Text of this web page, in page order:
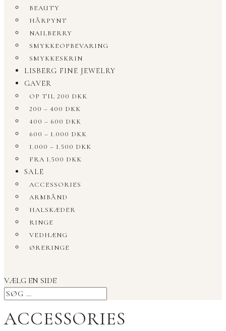
BEAUTY
HÅRPYNT
NAILBERRY
SMYKKEOPBEVARING
SMYKKESKRIN
LISBERG FINE JEWELRY
GAVER
OP TIL 200 DKK
200 – 400 DKK
400 – 600 DKK
600 – 1.000 DKK
1.000 – 1.500 DKK
FRA 1.500 DKK
SALE
ACCESSORIES
ARMBÅND
HALSKÆDER
RINGE
VEDHÆNG
ØRERINGE
VÆLG EN SIDE
ACCESSORIES